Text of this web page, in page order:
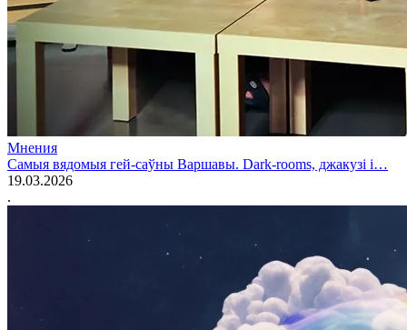
Мнения
Самыя вядомыя гей-саўны Варшавы. Dark-rooms, джакузі і…
19.03.2026
.